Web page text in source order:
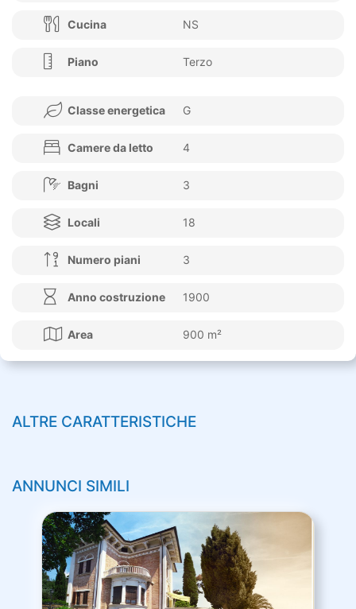
Cucina NS
Piano Terzo
Classe energetica G
Camere da letto 4
Bagni 3
Locali 18
Numero piani 3
Anno costruzione 1900
Area 900 m²
ALTRE CARATTERISTICHE
ANNUNCI SIMILI